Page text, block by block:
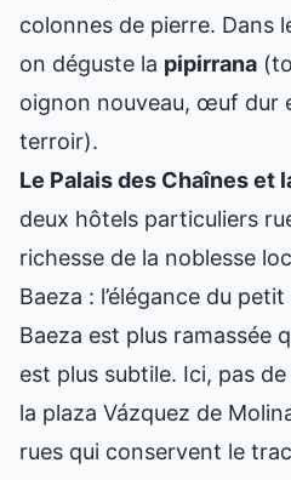
colonnes de pierre. Dans
on déguste la pipirrana
oignon nouveau, œuf dur
terroir).
Le Palais des Chaînes et
deux hôtels particuliers
richesse de la noblesse
Baeza : l’élégance du petit
Baeza est plus ramassée
est plus subtile. Ici, pas
la plaza Vázquez de
rues qui conservent le